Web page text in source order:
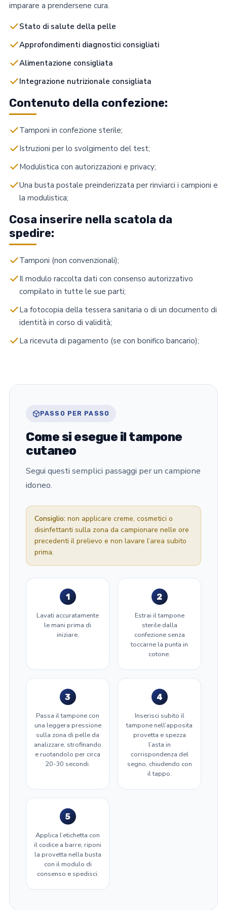
imparare a prendersene cura.
Stato di salute della pelle
Approfondimenti diagnostici consigliati
Alimentazione consigliata
Integrazione nutrizionale consigliata
Contenuto della confezione:
Tamponi in confezione sterile;
Istruzioni per lo svolgimento del test;
Modulistica con autorizzazioni e privacy;
Una busta postale preinderizzata per rinviarci i campioni e
la modulistica;
Cosa inserire nella scatola da
spedire:
Tamponi (non convenzionali);
Il modulo raccolta dati con consenso autorizzativo
compilato in tutte le sue parti;
La fotocopia della tessera sanitaria o di un documento di
identità in corso di validità;
La ricevuta di pagamento (se con bonifico bancario);
PASSO PER PASSO
Come si esegue il tampone
cutaneo
Segui questi semplici passaggi per un campione
idoneo.
Consiglio: non applicare creme, cosmetici o
disinfettanti sulla zona da campionare nelle ore
precedenti il prelievo e non lavare l’area subito
prima.
1
Lavati accuratamente
le mani prima di
iniziare.
2
Estrai il tampone
sterile dalla
confezione senza
toccarne la punta in
cotone.
3
Passa il tampone con
una leggera pressione
sulla zona di pelle da
analizzare, strofinando
e ruotandolo per circa
20-30 secondi.
4
Inserisci subito il
tampone nell’apposita
provetta e spezza
l’asta in
corrispondenza del
segno, chiudendo con
il tappo.
5
Applica l’etichetta con
il codice a barre, riponi
la provetta nella busta
con il modulo di
consenso e spedisci.